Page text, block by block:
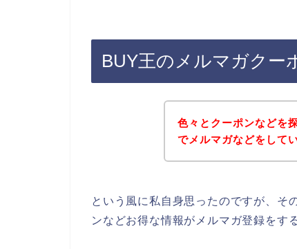
BUY王のメルマガクー
色々とクーポンなどを
でメルマガなどをして
という風に私自身思ったのですが、そ
ンなどお得な情報がメルマガ登録をす